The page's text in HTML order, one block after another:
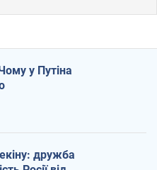
у Путіна
дружба